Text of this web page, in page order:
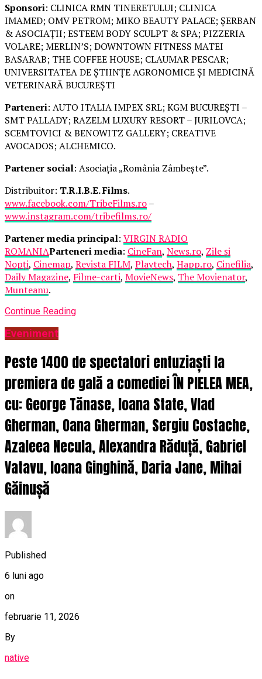
Sponsori: CLINICA RMN TINERETULUI; CLINICA
IMAMED; OMV PETROM; MIKO BEAUTY PALACE; ȘERBAN
& ASOCIAȚII; ESTEEM BODY SCULPT & SPA; PIZZERIA
VOLARE; MERLIN’S; DOWNTOWN FITNESS MATEI
BASARAB; THE COFFEE HOUSE; CLAUMAR PESCAR;
UNIVERSITATEA DE ȘTIINȚE AGRONOMICE ȘI MEDICINĂ
VETERINARĂ BUCUREȘTI
Parteneri: AUTO ITALIA IMPEX SRL; KGM BUCUREȘTI –
SMT PALLADY; RAZELM LUXURY RESORT – JURILOVCA;
SCEMTOVICI & BENOWITZ GALLERY; CREATIVE
AVOCADOS; ALCHEMICO.
Partener social: Asociația „România Zâmbește”.
Distribuitor: T.R.I.B.E. Films.
www.facebook.com/TribeFilms.ro–
www.instagram.com/tribefilms.ro/
Partener media principal: VIRGIN RADIO
ROMANIAParteneri media: CineFan, News.ro, Zile și
Nopți, Cinemap, Revista FILM, Playtech, Happ.ro, Cinefilia,
Daily Magazine, Filme-carti, MovieNews, The Movienator,
Munteanu.
Continue Reading
Eveniment
Peste 1400 de spectatori entuziaști la
premiera de gală a comediei ÎN PIELEA MEA,
cu: George Tănase, Ioana State, Vlad
Gherman, Oana Gherman, Sergiu Costache,
Azaleea Necula, Alexandra Răduță, Gabriel
Vatavu, Ioana Ginghină, Daria Jane, Mihai
Găinușă
Published
6 luni ago
on
februarie 11, 2026
By
native